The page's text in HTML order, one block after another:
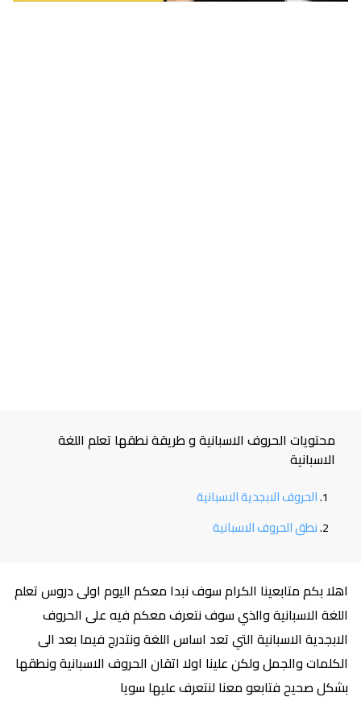
محتويات الحروف الاسبانية و طريقة نطقها تعلم اللغة
الاسبانية
الحروف الابجدية الاسبانية
نطق الحروف الاسبانية
اهلا بكم متابعينا الكرام سوف نبدا معكم اليوم اولى دروس تعلم
اللغة الاسبانية والذي سوف نتعرف معكم فيه على الحروف
الابجدية الاسبانية التي تعد اساس اللغة ونتدرج فيما بعد الى
الكلمات والجمل ولكن علينا اولا اتقان الحروف الاسبانية ونطقها
بشكل صحيح فتابعو معنا لنتعرف عليها سويا